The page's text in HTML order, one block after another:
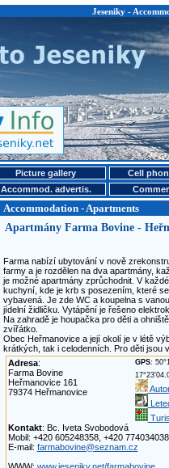
Jeseniky -
Picture gallery Cell
Accommod. advertis.
Accommodation - Apartments
Apartmány Farma Bovine -
Farma nabízí ubytování v nově
farmy a je rozdělen na dva apartmány,
je možné apartmány zprůchodnit. V
kuchyní, kde je krb s posezením, které
vybavená. Je zde WC a koupelna s
jídelní židličku. Vytápění je řešeno
Na zahradě je houpačka pro děti a
zvířátko.
Obec Heřmanovice a její okolí je v létě
krátkých, tak i celodenních. Pro děti jsou
Adresa:
Farma Bovine
Heřmanovice 161
79374 Heřmanovice
GPS:
Kontakt: Bc. Iveta Svobodová
Mobil: +420 605248358, +420 774034038
E-mail: farmabovine@seznam.cz